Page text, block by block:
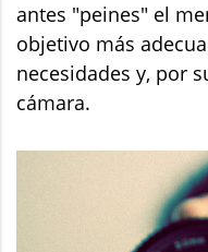
antes "peines" el
objetivo más
necesidades y, por
cámara.